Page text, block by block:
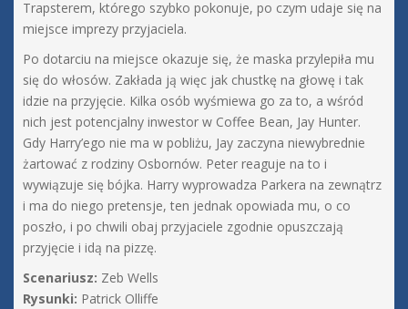
Trapsterem, którego szybko pokonuje, po czym udaje się na
miejsce imprezy przyjaciela.
Po dotarciu na miejsce okazuje się, że maska przylepiła mu
się do włosów. Zakłada ją więc jak chustkę na głowę i tak
idzie na przyjęcie. Kilka osób wyśmiewa go za to, a wśród
nich jest potencjalny inwestor w Coffee Bean, Jay Hunter.
Gdy Harry’ego nie ma w pobliżu, Jay zaczyna niewybrednie
żartować z rodziny Osbornów. Peter reaguje na to i
wywiązuje się bójka. Harry wyprowadza Parkera na zewnątrz
i ma do niego pretensje, ten jednak opowiada mu, o co
poszło, i po chwili obaj przyjaciele zgodnie opuszczają
przyjęcie i idą na pizzę.
Scenariusz: Zeb Wells
Rysunki: Patrick Olliffe